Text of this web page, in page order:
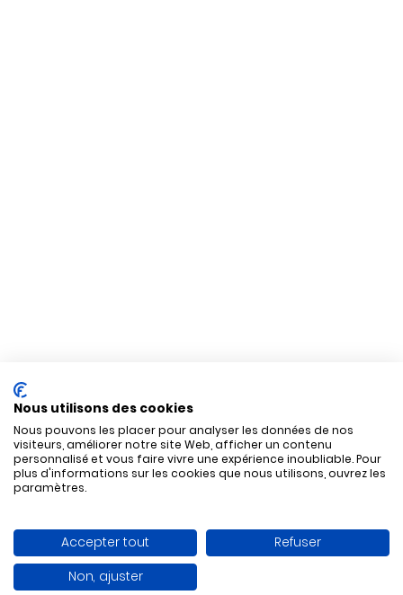
Nous utilisons des cookies
Nous pouvons les placer pour analyser les données de nos
visiteurs, améliorer notre site Web, afficher un contenu
personnalisé et vous faire vivre une expérience inoubliable. Pour
plus d'informations sur les cookies que nous utilisons, ouvrez les
paramètres.
Accepter tout
Refuser
Non, ajuster